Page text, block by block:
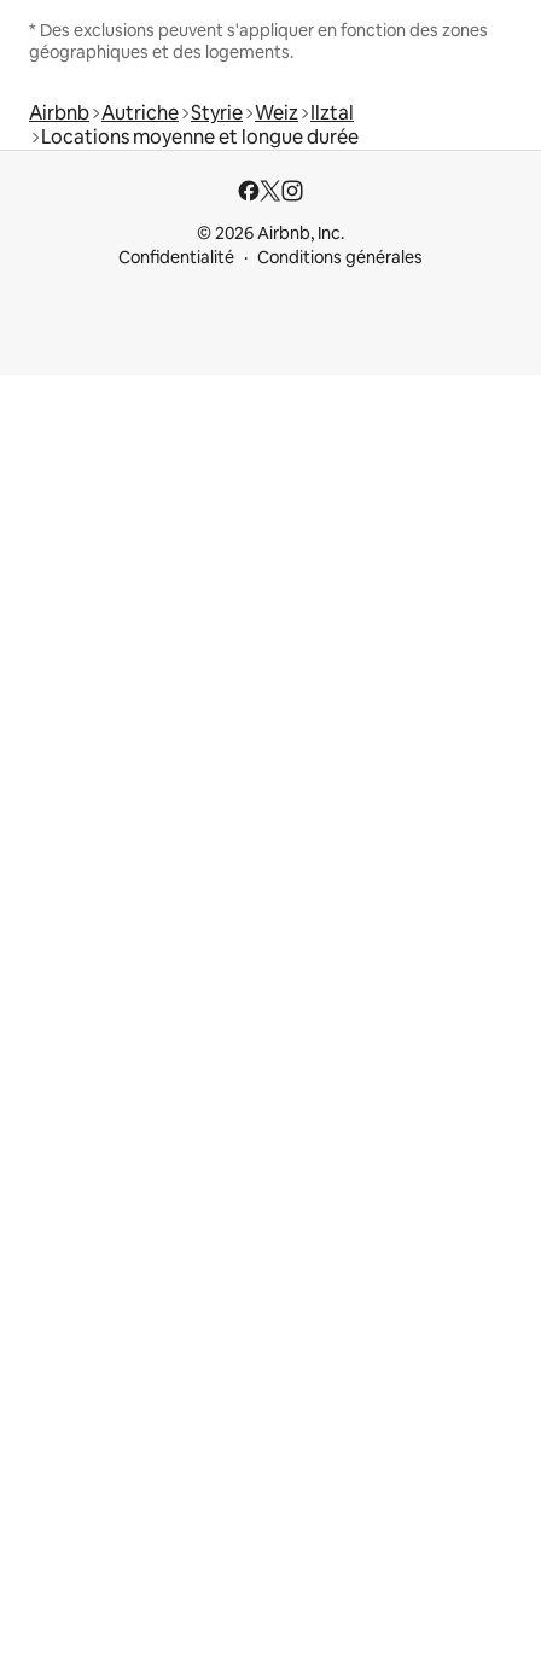
* Des exclusions peuvent s'appliquer en fonction des zones
géographiques et des logements.
Airbnb Autriche Styrie Weiz Ilztal
Locations moyenne et longue durée
© 2026 Airbnb, Inc.
Confidentialité
Conditions générales